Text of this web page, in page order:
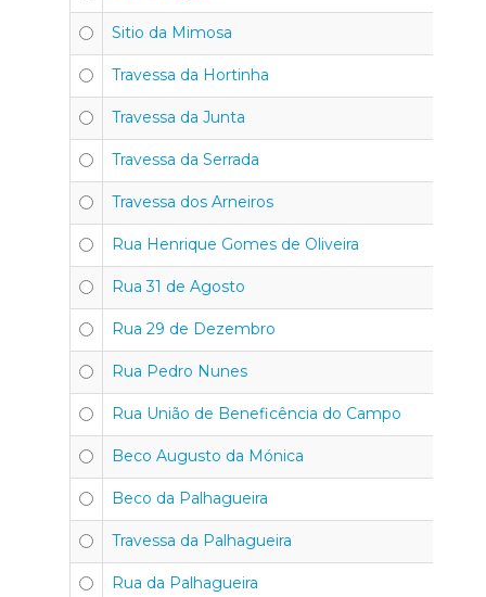
Sitio da Mimosa
Travessa da Hortinha
Travessa da Junta
Travessa da Serrada
Travessa dos Arneiros
Rua Henrique Gomes de Oliveira
Rua 31 de Agosto
Rua 29 de Dezembro
Rua Pedro Nunes
Rua União de Beneficência do Campo
Beco Augusto da Mónica
Beco da Palhagueira
Travessa da Palhagueira
Rua da Palhagueira